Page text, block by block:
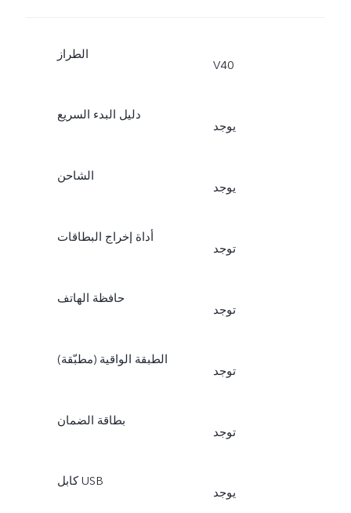
الطراز
V40
دليل البدء السريع
يوجد
الشاحن
يوجد
أداة إخراج البطاقات
توجد
حافظة الهاتف
توجد
الطبقة الواقية (مطبّقة)
توجد
بطاقة الضمان
توجد
كابل USB
يوجد